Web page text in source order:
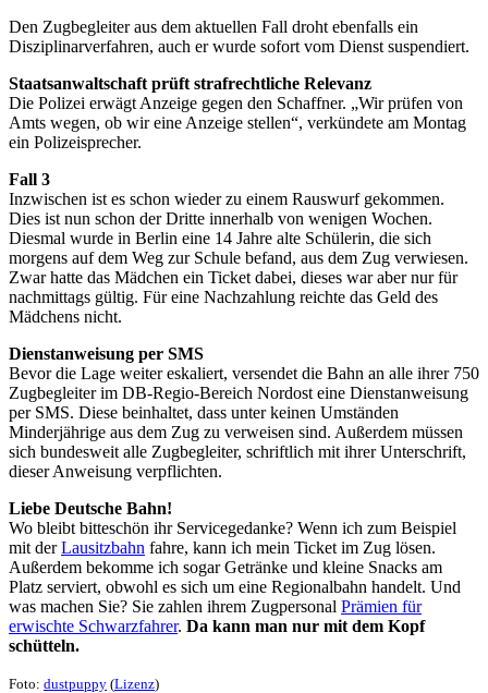
Den Zugbegleiter aus dem aktuellen Fall droht ebenfalls ein
Disziplinarverfahren, auch er wurde sofort vom Dienst suspendiert.
Staatsanwaltschaft prüft strafrechtliche Relevanz
Die Polizei erwägt Anzeige gegen den Schaffner. „Wir prüfen von
Amts wegen, ob wir eine Anzeige stellen“, verkündete am Montag
ein Polizeisprecher.
Fall 3
Inzwischen ist es schon wieder zu einem Rauswurf gekommen.
Dies ist nun schon der Dritte innerhalb von wenigen Wochen.
Diesmal wurde in Berlin eine 14 Jahre alte Schülerin, die sich
morgens auf dem Weg zur Schule befand, aus dem Zug verwiesen.
Zwar hatte das Mädchen ein Ticket dabei, dieses war aber nur für
nachmittags gültig. Für eine Nachzahlung reichte das Geld des
Mädchens nicht.
Dienstanweisung per SMS
Bevor die Lage weiter eskaliert, versendet die Bahn an alle ihrer 750
Zugbegleiter im DB-Regio-Bereich Nordost eine Dienstanweisung
per SMS. Diese beinhaltet, dass unter keinen Umständen
Minderjährige aus dem Zug zu verweisen sind. Außerdem müssen
sich bundesweit alle Zugbegleiter, schriftlich mit ihrer Unterschrift,
dieser Anweisung verpflichten.
Liebe Deutsche Bahn!
Wo bleibt bitteschön ihr Servicegedanke? Wenn ich zum Beispiel
mit derLausitzbahn fahre, kann ich mein Ticket im Zug lösen.
Außerdem bekomme ich sogar Getränke und kleine Snacks am
Platz serviert, obwohl es sich um eine Regionalbahn handelt. Und
was machen Sie? Sie zahlen ihrem Zugpersonal Prämien für
erwischte Schwarzfahrer. Da kann man nur mit dem Kopf
schütteln.
Foto: dustpuppy (Lizenz)